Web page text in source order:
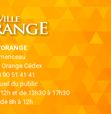
Orange Cédex
51 41 41
du public :
et de 13h30 à 17h30
8h à 12h